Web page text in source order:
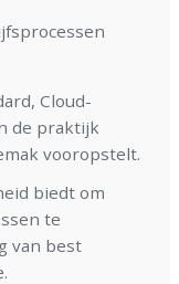
Cloud-
de praktijk
vooropstelt.
biedt om
te
van best